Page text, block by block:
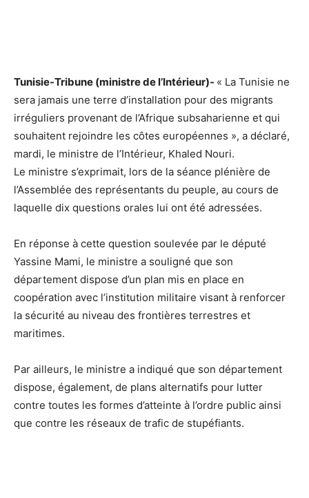
Tunisie-Tribune (ministre de l’Intérieur)- « La Tunisie ne
sera jamais une terre d’installation pour des migrants
irréguliers provenant de l’Afrique subsaharienne et qui
souhaitent rejoindre les côtes européennes », a déclaré,
mardi, le ministre de l’Intérieur, Khaled Nouri.
Le ministre s’exprimait, lors de la séance plénière de
l’Assemblée des représentants du peuple, au cours de
laquelle dix questions orales lui ont été adressées.
En réponse à cette question soulevée par le député
Yassine Mami, le ministre a souligné que son
département dispose d’un plan mis en place en
coopération avec l’institution militaire visant à renforcer
la sécurité au niveau des frontières terrestres et
maritimes.
Par ailleurs, le ministre a indiqué que son département
dispose, également, de plans alternatifs pour lutter
contre toutes les formes d’atteinte à l’ordre public ainsi
que contre les réseaux de trafic de stupéfiants.